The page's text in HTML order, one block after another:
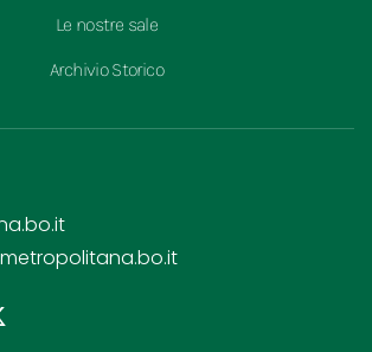
Le nostre sale
Archivio Storico